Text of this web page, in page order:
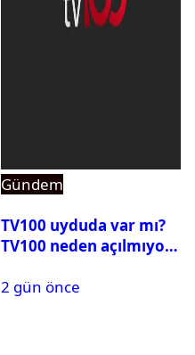
Gündem
TV100 uyduda var mı?
TV100 neden açılmıyor?
2 gün önce